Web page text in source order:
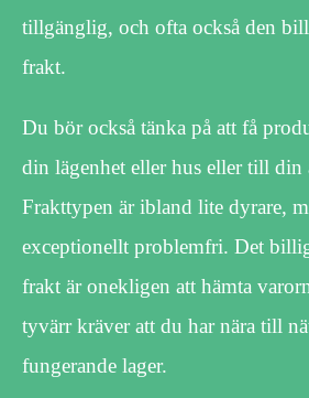
tillgänglig, och ofta också den
frakt.
Du bör också tänka på att få
din lägenhet eller hus eller till din
Frakttypen är ibland lite dyrare,
exceptionellt problemfri. Det
frakt är onekligen att hämta
tyvärr kräver att du har nära till
fungerande lager.